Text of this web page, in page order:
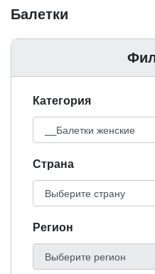
Балетки
Категория
Cтрана
Регион